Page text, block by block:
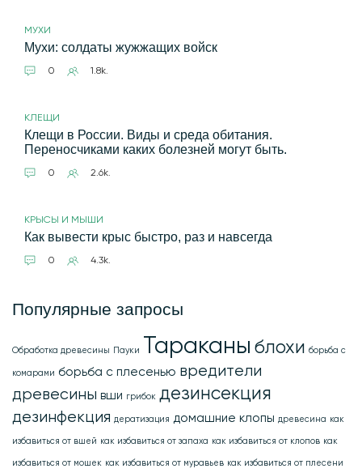
МУХИ
Мухи: солдаты жужжащих войск
0 1.8k.
КЛЕЩИ
Клещи в России. Виды и среда обитания.
Переносчиками каких болезней могут быть.
0 2.6k.
КРЫСЫ И МЫШИ
Как вывести крыс быстро, раз и навсегда
0 4.3k.
Популярные запросы
Обработка древесины Пауки Тараканы блохи борьба с
комарами борьба с плесенью вредители
древесины вши грибок дезинсекция
дезинфекция дератизация домашние клопы древесина как
избавиться от вшей как избавиться от запаха как избавиться от клопов как
избавиться от мошек как избавиться от муравьев как избавиться от плесени